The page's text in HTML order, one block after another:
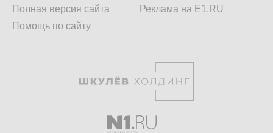
Полная версия сайта
Помощь по сайту
Реклама на E1.RU